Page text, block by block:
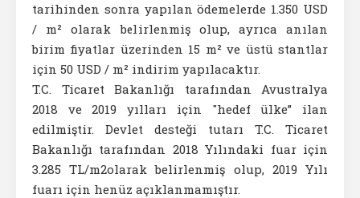
tarihinden sonra yapılan ödemelerde 1.350 USD
/ m² olarak belirlenmiş olup, ayrıca anılan
birim fiyatlar üzerinden 15 m² ve üstü stantlar
için 50 USD / m² indirim yapılacaktır.
T.C. Ticaret Bakanlığı tarafından Avustralya
2018 ve 2019 yılları için "hedef ülke” ilan
edilmiştir. Devlet desteği tutarı T.C. Ticaret
Bakanlığı tarafından 2018 Yılındaki fuar için
3.285 TL/m2olarak belirlenmiş olup, 2019 Yılı
fuarı için henüz açıklanmamıştır.